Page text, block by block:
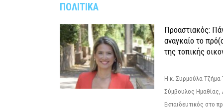
ΠΟΛΙΤΙΚΑ
Προαστιακός:
αναγκαίο το
της τοπικής
Η κ. Συρμούλα
Σύμβουλος Ημαθίας,
Εκπαιδευτικός στο